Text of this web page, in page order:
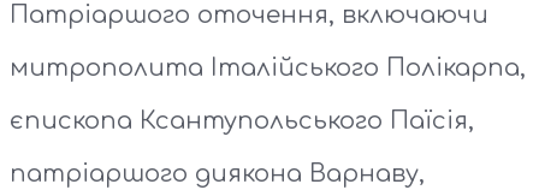
Патріаршого оточення, включаючи
митрополита Італійського Полікарпа,
єпископа Ксантупольського Паїсія,
патріаршого диякона Варнаву,